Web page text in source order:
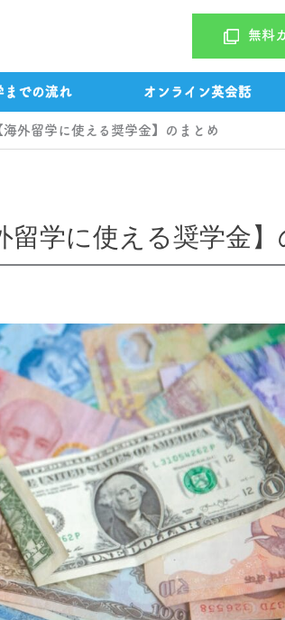
無料
までの流れ オンライン英会話
外留学に使える奨学金】のまとめ
学に使える奨学金